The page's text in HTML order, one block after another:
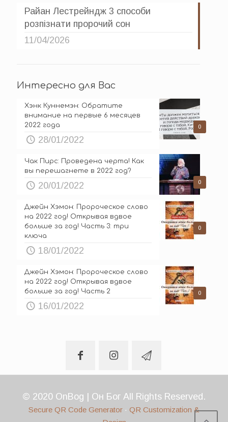
Райан Лестрейндж 3 способи
розпізнати пророчий сон
11/04/2026
Интересно для Вас
0
Хэнк Куннемэн: Обратите
внимание на первые 6 месяцев
2022 года
28/01/2022
0
Чак Пирс: Проведена черта! Как
вы перешагнете в 2022 год?
20/01/2022
0
Джейн Хэмон: Пророческое слово
на 2022 год! Открывая вдвое
больше за год! Часть 3: три
ключа
18/01/2022
0
Джейн Хэмон: Пророческое слово
на 2022 год! Открывая вдвое
больше за год! Часть 2
16/01/2022
© 2020 OnBog | Он Бог All Rights Reserved.
Secure QR Code Generator · QR Customization &